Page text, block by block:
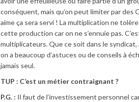
conséquent, mais qu’on peut limiter par des
aime ça sera servi ! La multiplication ne
cette production car on ne s’ennuie pas.
multiplicateurs. Que ce soit dans le
on a beaucoup d’astuces ou de conseils à
jamais seul.
TUP : C’est un métier contraignant ?
P.G. : Il faut de l’investissement personnel